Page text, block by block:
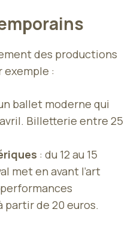
des productions
exemple :
ballet moderne qui
Billetterie entre 25
: du 12 au 15
met en avant l’art
partir de 20 euros.